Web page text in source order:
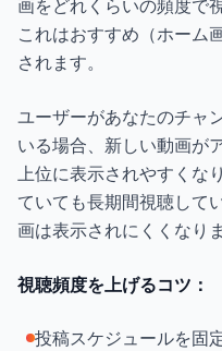
画をどれくらいの頻度で
これはおすすめ（ホーム
されます。
ユーザーがあなたのチャ
いる場合、新しい動画が
上位に表示されやすくな
ていても長期間視聴して
画は表示されにくくなりま
視聴頻度を上げるコツ：
投稿スケジュールを固